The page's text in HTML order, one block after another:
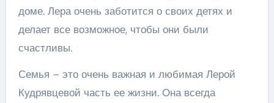
доме. Лера очень заботится о своих детях и
делает все возможное, чтобы они были
счастливы.
Семья – это очень важная и любимая Лерой
Кудрявцевой часть ее жизни. Она всегда